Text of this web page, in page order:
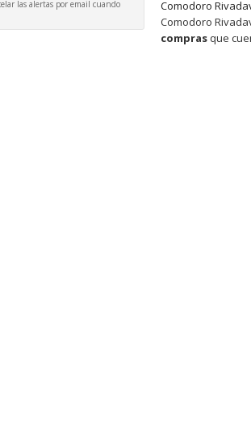
las alertas por email cuando
Comodoro
Comodoro
comprasque